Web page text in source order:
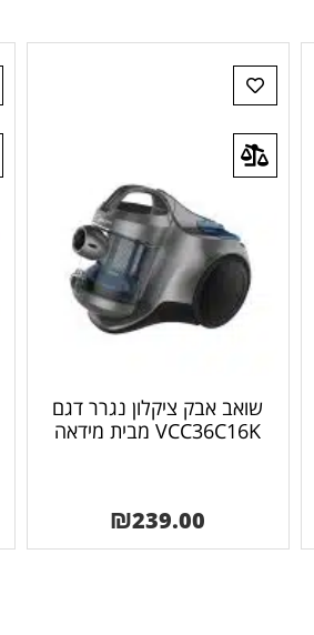
שואב אבק ציקלון נגרר דגם
VCC36C16K מבית מידאה
₪239.00